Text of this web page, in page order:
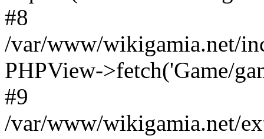
#8
/var/www/wikigamia.net/
PHPView->fetch('Game/
#9
/var/www/wikigamia.net/